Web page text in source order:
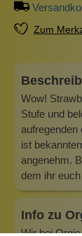
Zum
Wow!
Stufe und
aufregenden
ist
angenehm.
dem ihr
Info zu
Wir bei